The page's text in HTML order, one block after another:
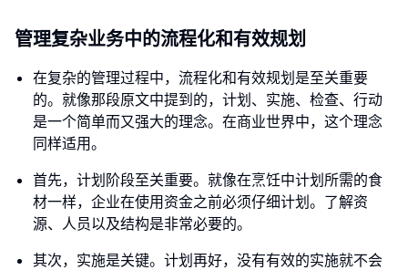
管理复杂业务中的流程化和有效规划
在复杂的管理过程中，流程化和有效规划是至关重要
的。就像那段原文中提到的，计划、实施、检查、行动
是一个简单而又强大的理念。在商业世界中，这个理念
同样适用。
首先，计划阶段至关重要。就像在烹饪中计划所需的食
材一样，企业在使用资金之前必须仔细计划。了解资
源、人员以及结构是非常必要的。
其次，实施是关键。计划再好，没有有效的实施就不会